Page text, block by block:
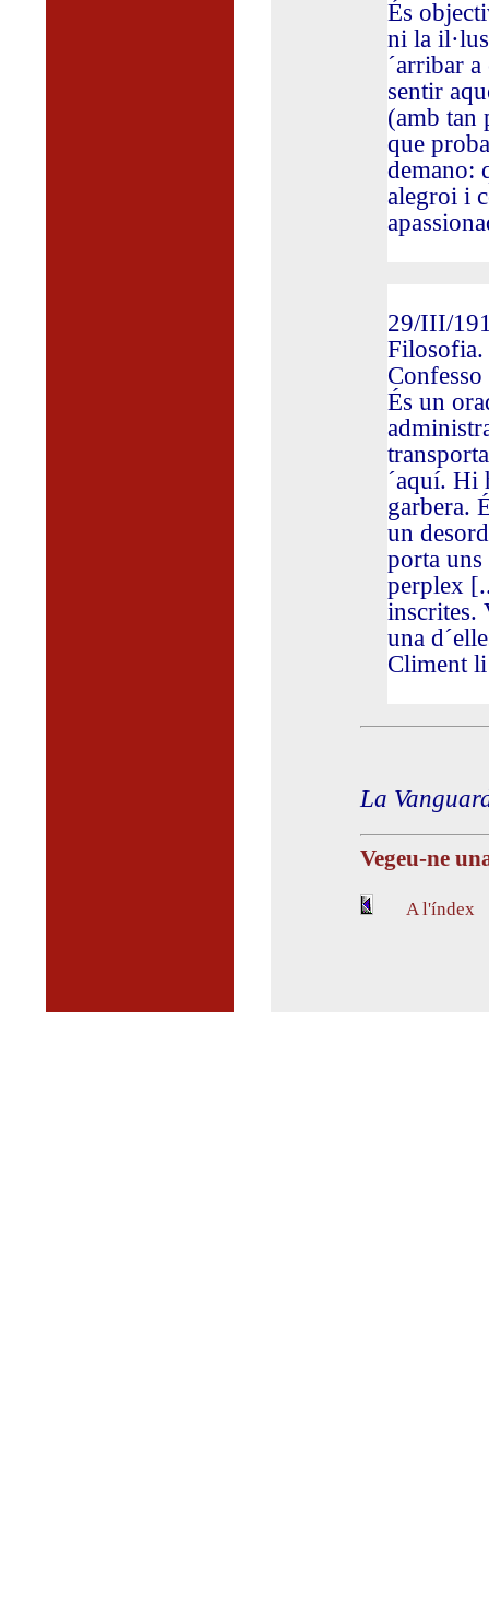
És
ni la
´arribar
sentir
(amb tan
que
demano:
alegroi i
29/III/
Filosofia.
És un
´aquí. Hi
garbera.
un
porta
perplex
inscrites.
una
Climent
La
Vegeu-ne
A l'índex